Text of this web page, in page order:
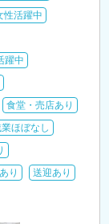
性活躍中
躍中
食堂・売店あり
ほぼなし
り
送迎あり